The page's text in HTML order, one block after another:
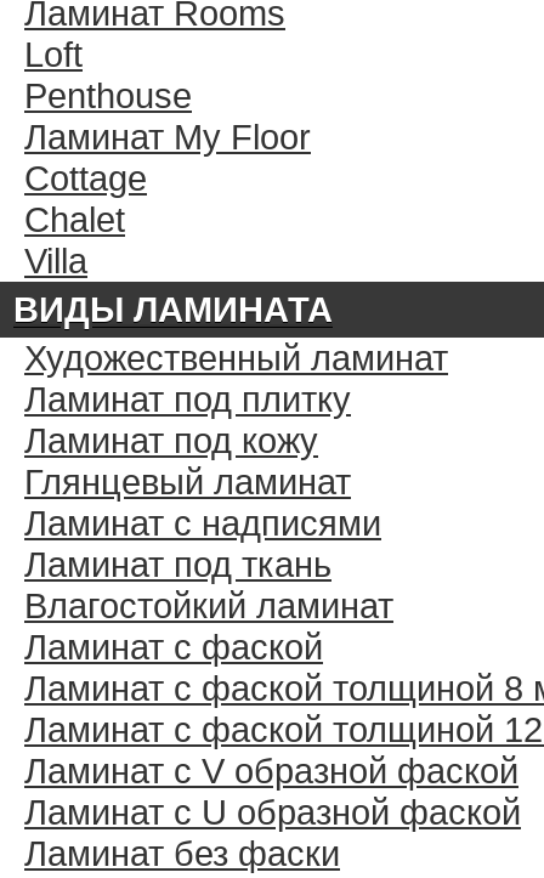
Ламинат Rooms
Loft
Penthouse
Ламинат My Floor
Cottage
Chalet
Villa
ВИДЫ ЛАМИНАТА
Художественный ламинат
Ламинат под плитку
Ламинат под кожу
Глянцевый ламинат
Ламинат с надписями
Ламинат под ткань
Влагостойкий ламинат
Ламинат с фаской
Ламинат с фаской толщиной 8
Ламинат с фаской толщиной
Ламинат с V образной фаской
Ламинат с U образной фаской
Ламинат без фаски